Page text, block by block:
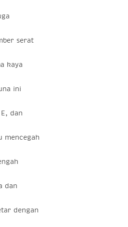
serat
kaya
ini
dan
mencegah
dan
dengan